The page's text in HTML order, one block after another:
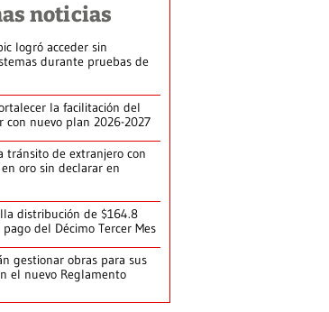
noticias
logró acceder sin
durante pruebas de
la facilitación del
con nuevo plan 2026-2027
tránsito de extranjero con
oro sin declarar en
distribución de $164.8
del Décimo Tercer Mes
gestionar obras para sus
el nuevo Reglamento